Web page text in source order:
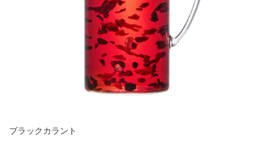
ブラックカラント